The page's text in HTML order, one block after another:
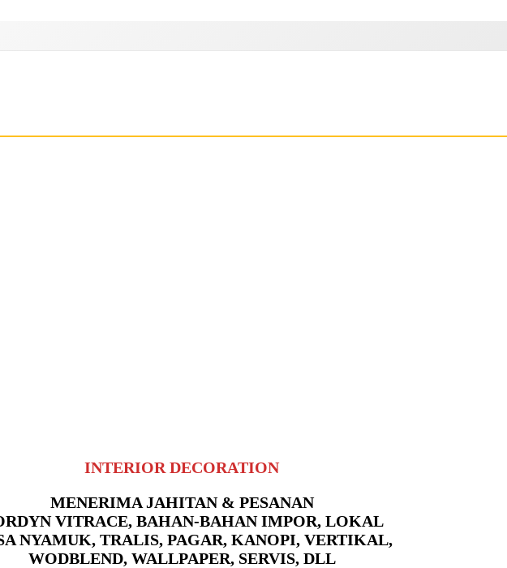
INTERIOR DECORATION
MENERIMA JAHITAN & PESANAN
VITRACE, BAHAN-BAHAN IMPOR, LOKAL
NYAMUK, TRALIS, PAGAR, KANOPI, VERTIKAL,
WODBLEND, WALLPAPER, SERVIS, DLL